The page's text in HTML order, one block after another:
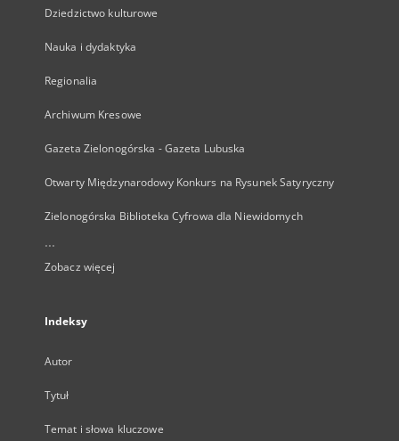
Dziedzictwo kulturowe
Nauka i dydaktyka
Regionalia
Archiwum Kresowe
Gazeta Zielonogórska - Gazeta Lubuska
Otwarty Międzynarodowy Konkurs na Rysunek Satyryczny
Zielonogórska Biblioteka Cyfrowa dla Niewidomych
...
Zobacz więcej
Indeksy
Autor
Tytuł
Temat i słowa kluczowe